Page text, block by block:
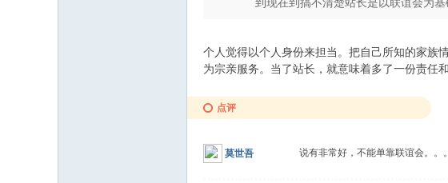
个人觉得以个人身份来担当。把自己所知的家族
为宗亲服务。当了站长，就意味着多了一份责任
点评
莫世吾 说有非常好，不能单靠联谊会。。